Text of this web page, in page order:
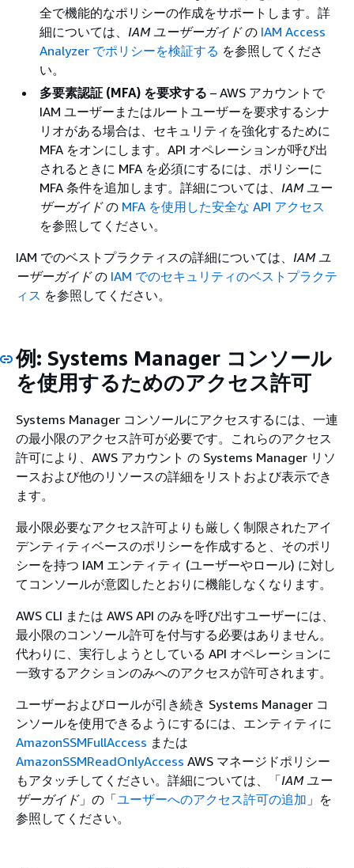
全で機能的なポリシーの作成をサポートします。詳
細については、 IAM ユーザーガイドの IAM Access
Analyzer でポリシーを検証する を参照してくださ
い。
多要素認証 (MFA) を要求する – AWS アカウントで
IAM ユーザーまたはルートユーザーを要求するシナ
リオがある場合は、セキュリティを強化するために
MFA をオンにします。API オペレーションが呼び出
されるときに MFA を必須にするには、ポリシーに
MFA 条件を追加します。詳細については、 IAM ユー
ザーガイドの MFA を使用した安全な API アクセス
を参照してください。
IAM でのベストプラクティスの詳細については、 IAM ユ
ーザーガイドの IAM でのセキュリティのベストプラクテ
ィス を参照してください。
例: Systems Manager コンソール
を使用するためのアクセス許可
Systems Manager コンソールにアクセスするには、一連
の最小限のアクセス許可が必要です。これらのアクセス
許可により、AWS アカウント の Systems Manager リソ
ースおよび他のリソースの詳細をリストおよび表示でき
ます。
最小限必要なアクセス許可よりも厳しく制限されたアイ
デンティティベースのポリシーを作成すると、そのポリ
シーを持つ IAM エンティティ (ユーザーやロール) に対し
てコンソールが意図したとおりに機能しなくなります。
AWS CLI または AWS API のみを呼び出すユーザーには、
最小限のコンソール許可を付与する必要はありません。
代わりに、実行しようとしている API オペレーションに
一致するアクションのみへのアクセスが許可されます。
ユーザーおよびロールが引き続き Systems Manager コ
ンソールを使用できるようにするには、エンティティに
AmazonSSMFullAccess または
AmazonSSMReadOnlyAccess AWS マネージドポリシー
もアタッチしてください。詳細については、「IAM ユー
ザーガイド」の「ユーザーへのアクセス許可の追加 」を
参照してください。